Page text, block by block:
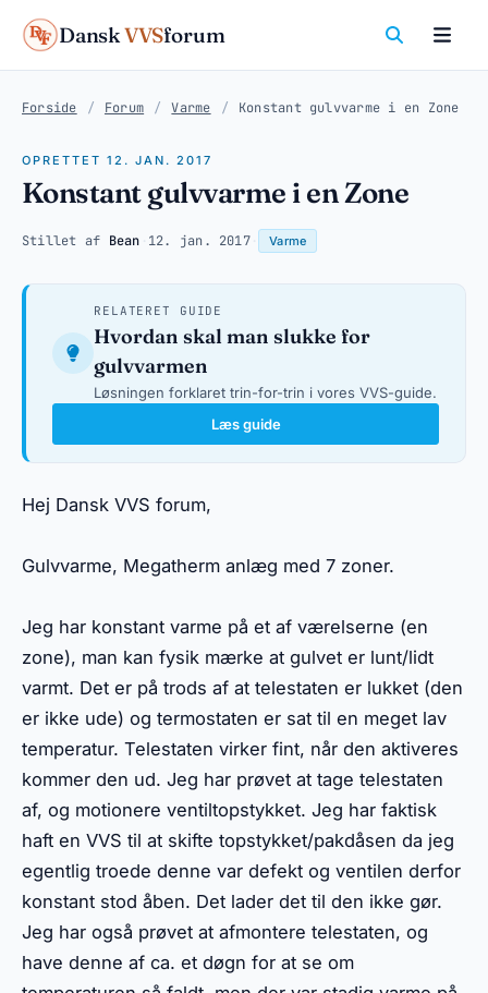
DanskVVSforum
Forside / Forum / Varme / Konstant gulvvarme i en Zone
OPRETTET 12. JAN. 2017
Konstant gulvvarme i en Zone
Stillet af Bean 12. jan. 2017· Varme
RELATERET GUIDE
Hvordan skal man slukke for
gulvvarmen
Løsningen forklaret trin-for-trin i vores VVS-guide.
Læs guide
Hej Dansk VVS forum,
Gulvvarme, Megatherm anlæg med 7 zoner.
Jeg har konstant varme på et af værelserne (en
zone), man kan fysik mærke at gulvet er lunt/lidt
varmt. Det er på trods af at telestaten er lukket (den
er ikke ude) og termostaten er sat til en meget lav
temperatur. Telestaten virker fint, når den aktiveres
kommer den ud. Jeg har prøvet at tage telestaten
af, og motionere ventiltopstykket. Jeg har faktisk
haft en VVS til at skifte topstykket/pakdåsen da jeg
egentlig troede denne var defekt og ventilen derfor
konstant stod åben. Det lader det til den ikke gør.
Jeg har også prøvet at afmontere telestaten, og
have denne af ca. et døgn for at se om